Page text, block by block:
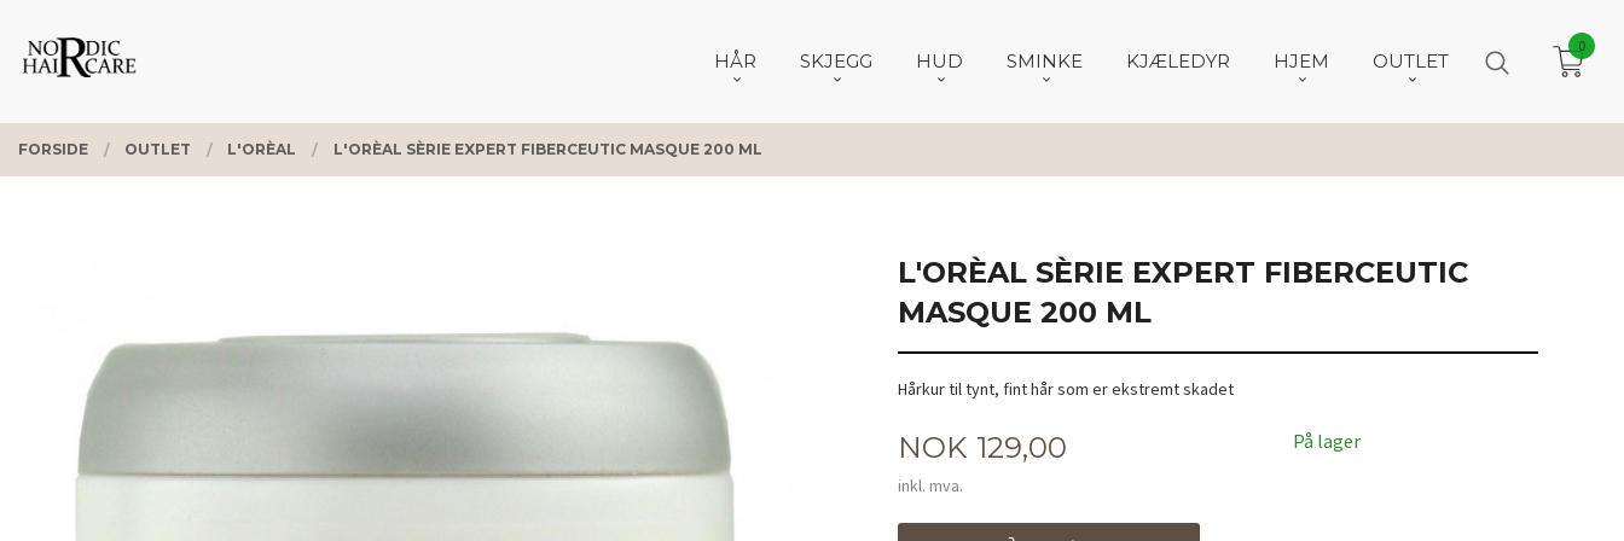
innholdet
PRODUKTER
HÅR SKJEGG HUD SMINKE KJÆLEDYR HJEM OUTLET
0
FORSIDE OUTLET L'ORÈAL L'ORÈAL SÈRIE EXPERT FIBERCEUTIC MASQUE 200 ML
L'ORÈAL SÈRIE EXPERT FIBERCEUTIC
MASQUE 200 ML
Hårkur til tynt, fint hår som er ekstremt skadet
Pris
NOK 129,00
inkl. mva.
På lager